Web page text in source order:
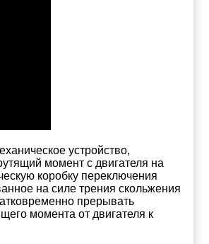
устройство,
момент с двигателя на
коробку переключения
на силе трения скольжения
прерывать
момента от двигателя к